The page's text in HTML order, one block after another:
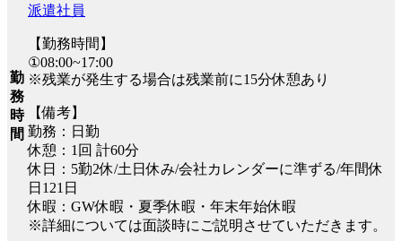
勤
務
時
間
派遣社員
【勤務時間】
①08:00~17:00
※残業が発生する場合は残業前に15分休憩あり
【備考】
勤務：日勤
休憩：1回 計60分
休日：5勤2休/土日休み/会社カレンダーに準ずる/年間休
日121日
休暇：GW休暇・夏季休暇・年末年始休暇
※詳細については面談時にご説明させていただきます。